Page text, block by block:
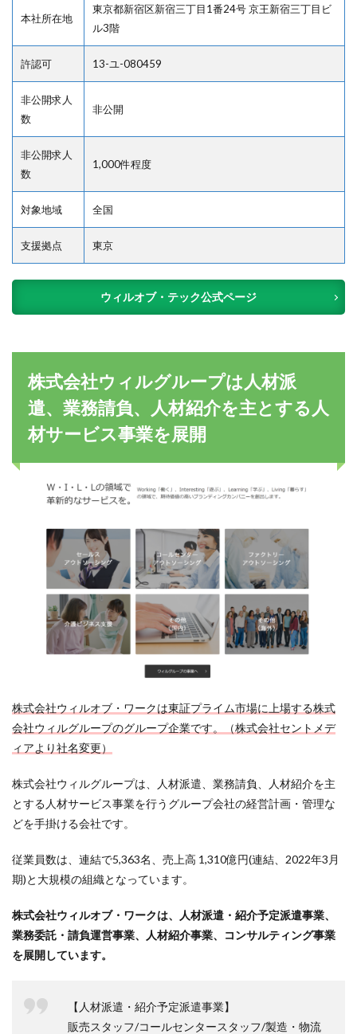
本社所在地
東京都新宿区新宿三丁目1番24号 京王新宿三丁目ビ
ル3階
許認可 13-ユ-080459
非公開求人
数
非公開
非公開求人
数
1,000件程度
対象地域 全国
支援拠点 東京
ウィルオブ・テック公式ページ
株式会社ウィルグループは人材派
遣、業務請負、人材紹介を主とする人
材サービス事業を展開
株式会社ウィルオブ・ワークは東証プライム市場に上場する株式
会社ウィルグループのグループ企業です。（株式会社セントメデ
ィアより社名変更）
株式会社ウィルグループは、人材派遣、業務請負、人材紹介を主
とする人材サービス事業を行うグループ会社の経営計画・管理な
どを手掛ける会社です。
従業員数は、連結で5,363名、売上高 1,310億円(連結、2022年3月
期)と大規模の組織となっています。
株式会社ウィルオブ・ワークは、人材派遣・紹介予定派遣事業、
業務委託・請負運営事業、人材紹介事業、コンサルティング事業
を展開しています。
【人材派遣・紹介予定派遣事業】
販売スタッフ/コールセンタースタッフ/製造・物流